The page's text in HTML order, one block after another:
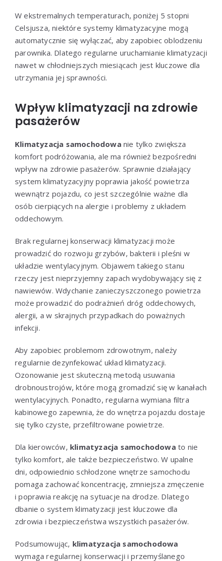
W ekstremalnych temperaturach, poniżej 5 stopni
Celsjusza, niektóre systemy klimatyzacyjne mogą
automatycznie się wyłączać, aby zapobiec oblodzeniu
parownika. Dlatego regularne uruchamianie klimatyzacji
nawet w chłodniejszych miesiącach jest kluczowe dla
utrzymania jej sprawności.
Wpływ klimatyzacji na zdrowie
pasażerów
Klimatyzacja samochodowanie tylko zwiększa
komfort podróżowania, ale ma również bezpośredni
wpływ na zdrowie pasażerów. Sprawnie działający
system klimatyzacyjny poprawia jakość powietrza
wewnątrz pojazdu, co jest szczególnie ważne dla
osób cierpiących na alergie i problemy z układem
oddechowym.
Brak regularnej konserwacji klimatyzacji może
prowadzić do rozwoju grzybów, bakterii i pleśni w
układzie wentylacyjnym. Objawem takiego stanu
rzeczy jest nieprzyjemny zapach wydobywający się z
nawiewów. Wdychanie zanieczyszczonego powietrza
może prowadzić do podrażnień dróg oddechowych,
alergii, a w skrajnych przypadkach do poważnych
infekcji.
Aby zapobiec problemom zdrowotnym, należy
regularnie dezynfekować układ klimatyzacji.
Ozonowanie jest skuteczną metodą usuwania
drobnoustrojów, które mogą gromadzić się w kanałach
wentylacyjnych. Ponadto, regularna wymiana filtra
kabinowego zapewnia, że do wnętrza pojazdu dostaje
się tylko czyste, przefiltrowane powietrze.
Dla kierowców, klimatyzacja samochodowato nie
tylko komfort, ale także bezpieczeństwo. W upalne
dni, odpowiednio schłodzone wnętrze samochodu
pomaga zachować koncentrację, zmniejsza zmęczenie
i poprawia reakcję na sytuacje na drodze. Dlatego
dbanie o system klimatyzacji jest kluczowe dla
zdrowia i bezpieczeństwa wszystkich pasażerów.
Podsumowując, klimatyzacja samochodowa
wymaga regularnej konserwacji i przemyślanego